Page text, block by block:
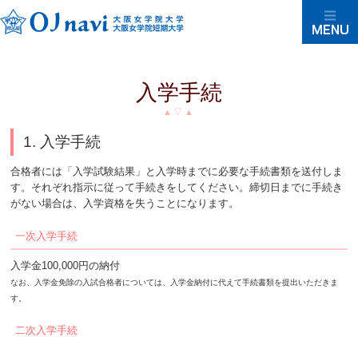
入学手続
1. 入学手続
合格者には「入学試験結果」と入学時までに必要な手続書類を送付しま
す。それぞれ指示に従って手続きをしてください。締切日までに手続き
がない場合は、入学資格を失うことになります。
一次入学手続
入学金100,000円の納付
なお、入学金免除の入試合格者については、入学金納付に代えて手続書類を提出いただきま
す。
二次入学手続